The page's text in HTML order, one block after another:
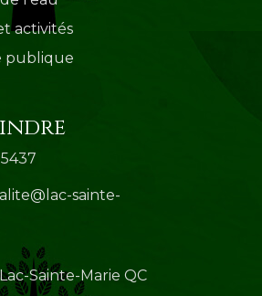
activités
publique
sainte-
Sainte-Marie QC